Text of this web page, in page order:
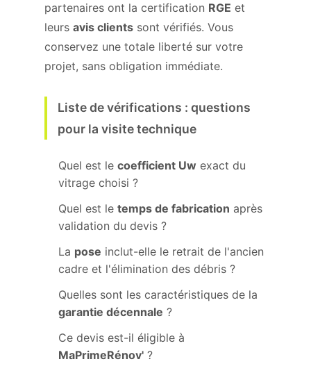
partenaires ont la certification RGE et
leurs avis clients sont vérifiés. Vous
conservez une totale liberté sur votre
projet, sans obligation immédiate.
Liste de vérifications : questions
pour la visite technique
Quel est le coefficient Uw exact du
vitrage choisi ?
Quel est le temps de fabrication après
validation du devis ?
La pose inclut-elle le retrait de l'ancien
cadre et l'élimination des débris ?
Quelles sont les caractéristiques de la
garantie décennale ?
Ce devis est-il éligible à
MaPrimeRénov' ?